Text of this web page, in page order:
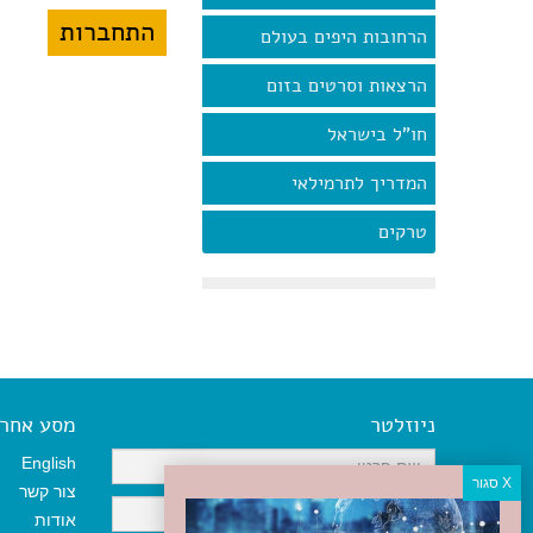
הרחובות היפים בעולם
הרצאות וסרטים בזום
חו"ל בישראל
המדריך לתרמילאי
טרקים
ניוזלטר מסע אחר
English
צור קשר
אודות